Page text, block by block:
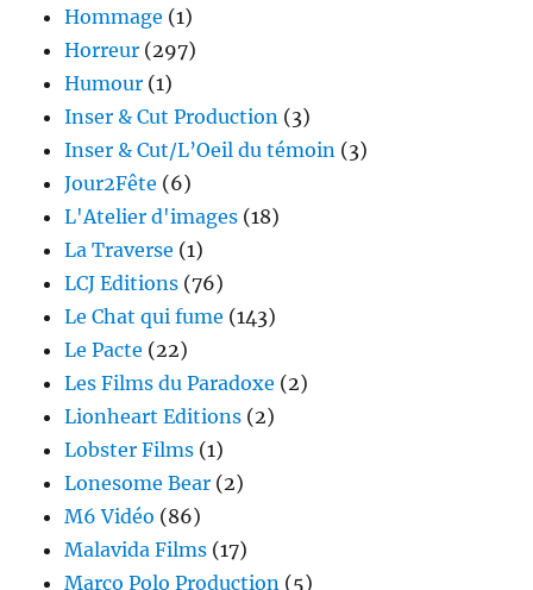
Hommage (1)
Horreur (297)
Humour (1)
Inser & Cut Production (3)
Inser & Cut/L’Oeil du témoin (3)
Jour2Fête (6)
L'Atelier d'images (18)
La Traverse (1)
LCJ Editions (76)
Le Chat qui fume (143)
Le Pacte (22)
Les Films du Paradoxe (2)
Lionheart Editions (2)
Lobster Films (1)
Lonesome Bear (2)
M6 Vidéo (86)
Malavida Films (17)
Marco Polo Production (5)